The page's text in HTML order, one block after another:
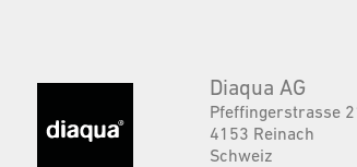
Diaqua AG
Pfeffingerstrasse
4153 Reinach
Schweiz